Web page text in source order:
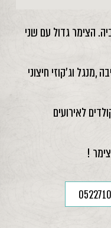
הצימר גדול עם שני
,מנגל וג'קוזי חיצוני
לאירועים
!